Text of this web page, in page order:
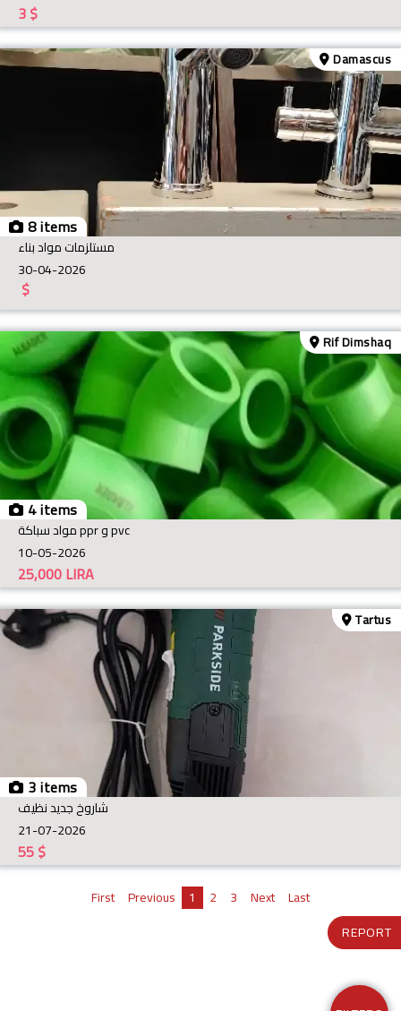
$
3
8 items
Damascus
مستلزمات مواد بناء
30-04-2026
$
4 items
Rif Dimshaq
مواد سباكة ppr و pvc
10-05-2026
LIRA
25,000
3 items
Tartus
شاروخ جديد نظيف
21-07-2026
$
55
First Previous 1 2 3 Next Last
REPORT